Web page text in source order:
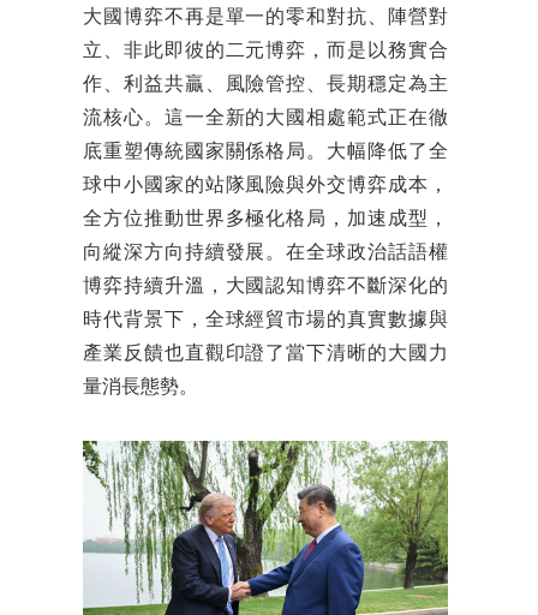
大國博弈不再是單一的零和對抗、陣營對
立、非此即彼的二元博弈，而是以務實合
作、利益共贏、風險管控、長期穩定為主
流核心。這一全新的大國相處範式正在徹
底重塑傳統國家關係格局。大幅降低了全
球中小國家的站隊風險與外交博弈成本，
全方位推動世界多極化格局，加速成型，
向縱深方向持續發展。在全球政治話語權
博弈持續升溫，大國認知博弈不斷深化的
時代背景下，全球經貿市場的真實數據與
產業反饋也直觀印證了當下清晰的大國力
量消長態勢。